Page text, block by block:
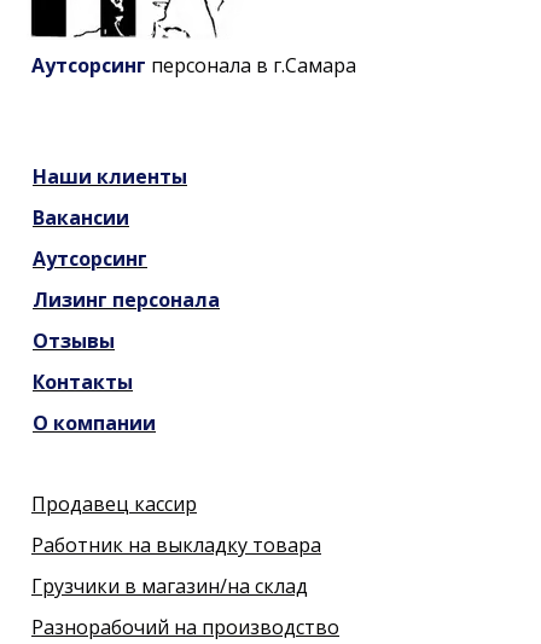
Разнорабочий на производство
Грузчики в магазин/на склад
Работник на выкладку товара
Продавец кассир
О компании
Контакты
Отзывы
Лизинг персонала
Аутсорсинг
Вакансии
Наши клиенты
Аутсорсинг персонала в г.Самара